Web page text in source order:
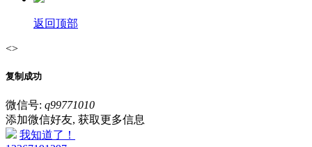
返回顶部
<>
复制成功
微信号: q99771010
添加微信好友, 获取更多信息
我知道了！